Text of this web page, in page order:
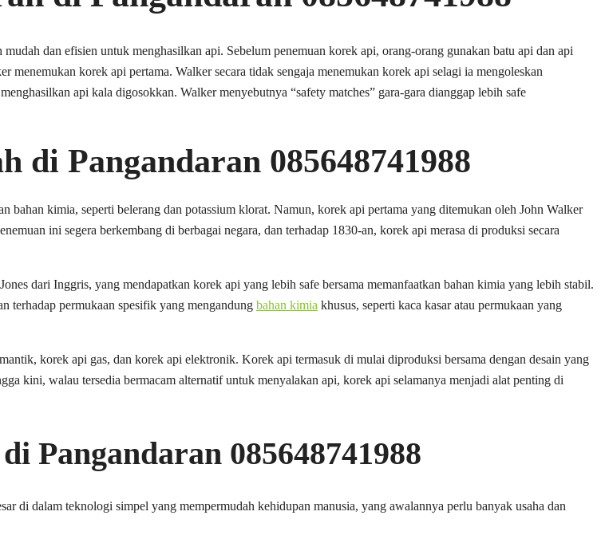
dan efisien untuk menghasilkan api. Sebelum penemuan korek api, orang-orang gunakan batu api dan api
menemukan korek api pertama. Walker secara tidak sengaja menemukan korek api selagi ia mengoleskan
api kala digosokkan. Walker menyebutnya “safety matches” gara-gara dianggap lebih safe
di Pangandaran 085648741988
kimia, seperti belerang dan potassium klorat. Namun, korek api pertama yang ditemukan oleh John Walker
ini segera berkembang di berbagai negara, dan terhadap 1830-an, korek api merasa di produksi secara
dari Inggris, yang mendapatkan korek api yang lebih safe bersama memanfaatkan bahan kimia yang lebih stabil.
terhadap permukaan spesifik yang mengandung bahan kimia khusus, seperti kaca kasar atau permukaan yang
korek api gas, dan korek api elektronik. Korek api termasuk di mulai diproduksi bersama dengan desain yang
kini, walau tersedia bermacam alternatif untuk menyalakan api, korek api selamanya menjadi alat penting di
Pangandaran 085648741988
di dalam teknologi simpel yang mempermudah kehidupan manusia, yang awalannya perlu banyak usaha dan